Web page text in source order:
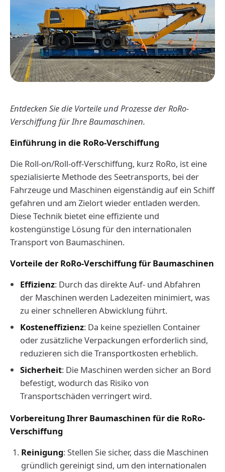
Entdecken Sie die Vorteile und Prozesse der RoRo-
Verschiffung für Ihre Baumaschinen.
Einführung in die RoRo-Verschiffung
Die Roll-on/Roll-off-Verschiffung, kurz RoRo, ist eine
spezialisierte Methode des Seetransports, bei der
Fahrzeuge und Maschinen eigenständig auf ein Schiff
gefahren und am Zielort wieder entladen werden.
Diese Technik bietet eine effiziente und
kostengünstige Lösung für den internationalen
Transport von Baumaschinen.
Vorteile der RoRo-Verschiffung für Baumaschinen
Effizienz: Durch das direkte Auf- und Abfahren
der Maschinen werden Ladezeiten minimiert, was
zu einer schnelleren Abwicklung führt.
Kosteneffizienz: Da keine speziellen Container
oder zusätzliche Verpackungen erforderlich sind,
reduzieren sich die Transportkosten erheblich.
Sicherheit: Die Maschinen werden sicher an Bord
befestigt, wodurch das Risiko von
Transportschäden verringert wird.
Vorbereitung Ihrer Baumaschinen für die RoRo-
Verschiffung
Reinigung: Stellen Sie sicher, dass die Maschinen
gründlich gereinigt sind, um den internationalen